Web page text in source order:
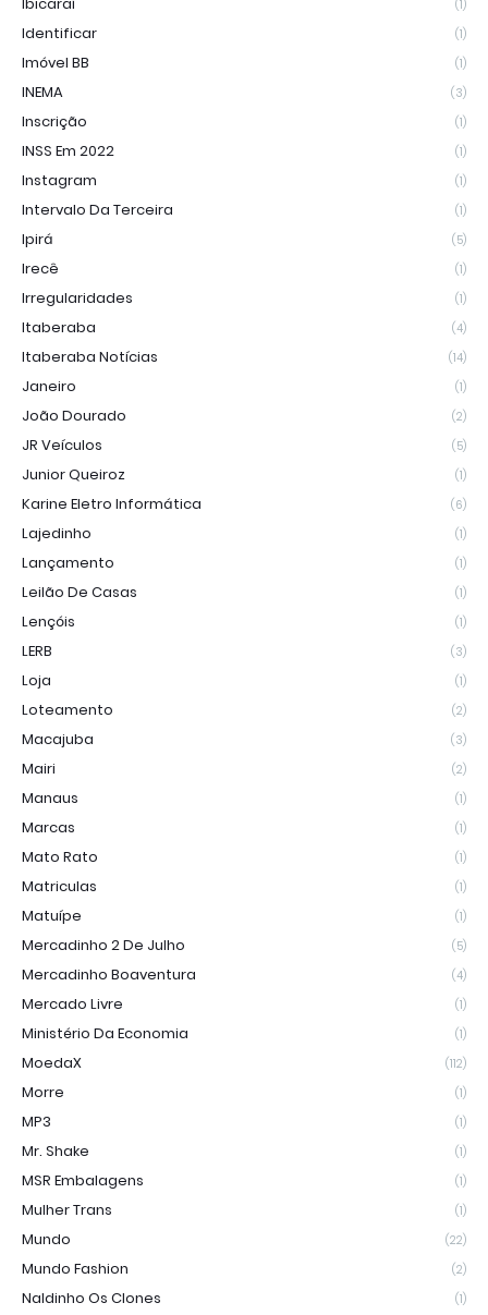
(1)
Identificar (1)
Imóvel BB (1)
INEMA (3)
Inscrição (1)
INSS Em 2022 (1)
Instagram (1)
Intervalo Da Terceira (1)
Ipirá (5)
Irecê (1)
Irregularidades (1)
Itaberaba (4)
Itaberaba Notícias (14)
Janeiro (1)
João Dourado (2)
JR Veículos (5)
Junior Queiroz (1)
Karine Eletro Informática (6)
Lajedinho (1)
Lançamento (1)
Leilão De Casas (1)
Lençóis (1)
LERB (3)
Loja (1)
Loteamento (2)
Macajuba (3)
Mairi (2)
Manaus (1)
Marcas (1)
Mato Rato (1)
Matriculas (1)
Matuípe (1)
Mercadinho 2 De Julho (5)
Mercadinho Boaventura (4)
Mercado Livre (1)
Ministério Da Economia (1)
MoedaX (112)
Morre (1)
MP3 (1)
Mr. Shake (1)
MSR Embalagens (1)
Mulher Trans (1)
Mundo (22)
Mundo Fashion (2)
Naldinho Os Clones (1)